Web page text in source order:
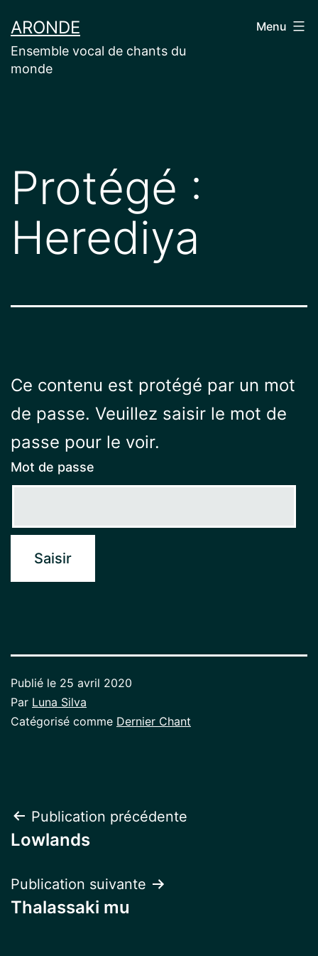
au
contenu
ARONDE
Ensemble vocal de chants du
monde
Menu
Protégé :
Herediya
Ce contenu est protégé par un mot
de passe. Veuillez saisir le mot de
passe pour le voir.
Mot de passe
Publié le 25 avril 2020
Par Luna Silva
Catégorisé comme Dernier Chant
Navigation
de
l’article
Publication précédente
Lowlands
Publication suivante
Thalassaki mu